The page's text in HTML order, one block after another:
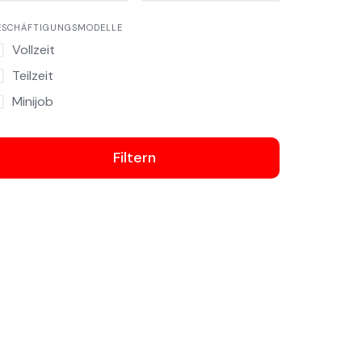
Vollzeit
Teilzeit
Minijob
Filtern